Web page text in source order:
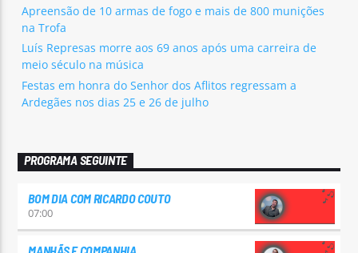
Apreensão de 10 armas de fogo e mais de 800 munições
na Trofa
Luís Represas morre aos 69 anos após uma carreira de
meio século na música
Festas em honra do Senhor dos Aflitos regressam a
Ardegães nos dias 25 e 26 de julho
PROGRAMA SEGUINTE
BOM DIA COM RICARDO COUTO
07:00